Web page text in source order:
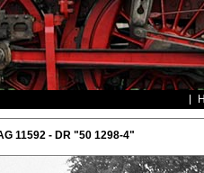
11592 - DR "50 1298-4"